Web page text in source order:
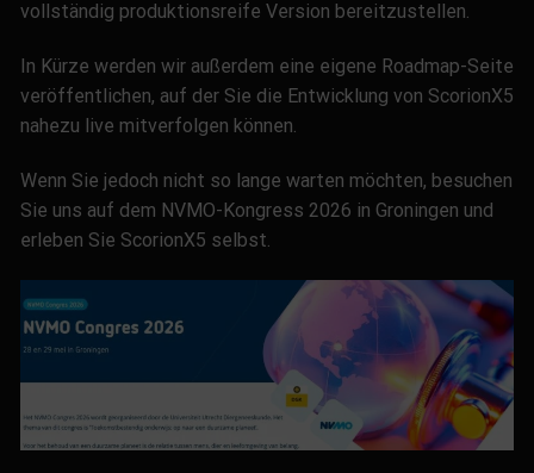
vollständig produktionsreife Version bereitzustellen.
In Kürze werden wir außerdem eine eigene Roadmap-Seite
veröffentlichen, auf der Sie die Entwicklung von ScorionX5
nahezu live mitverfolgen können.
Wenn Sie jedoch nicht so lange warten möchten, besuchen
Sie uns auf dem NVMO-Kongress 2026 in Groningen und
erleben Sie ScorionX5 selbst.